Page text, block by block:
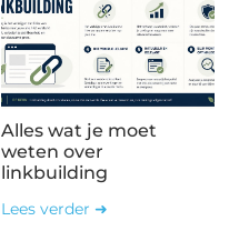
Alles wat je moet
weten over
linkbuilding
Lees verder ➜